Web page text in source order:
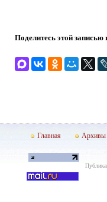
Поделитесь этой записью
Главная Архивы